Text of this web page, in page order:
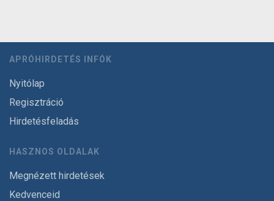
APRÓHIRDETÉS INFÓK
Nyitólap
Regisztráció
Hirdetésfeladás
HASZNOS OLDALAK
Megnézett hirdetések
Kedvenceid